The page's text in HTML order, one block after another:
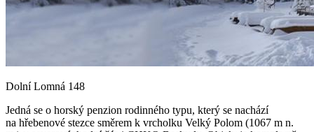
Dolní Lomná 148
Jedná se o horský penzion rodinného typu, který se nachází
na hřebenové stezce směrem k vrcholku Velký Polom (1067 m n.